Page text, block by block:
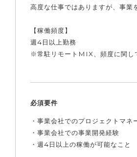
高度な仕事ではありますが、事業
【稼働頻度】
週4日以上勤務
※常駐リモートMIX、頻度に関し
必須要件
・事業会社でのプロジェクトマネ
・事業会社での事業開発経験
・週4日以上の稼働が可能なこと